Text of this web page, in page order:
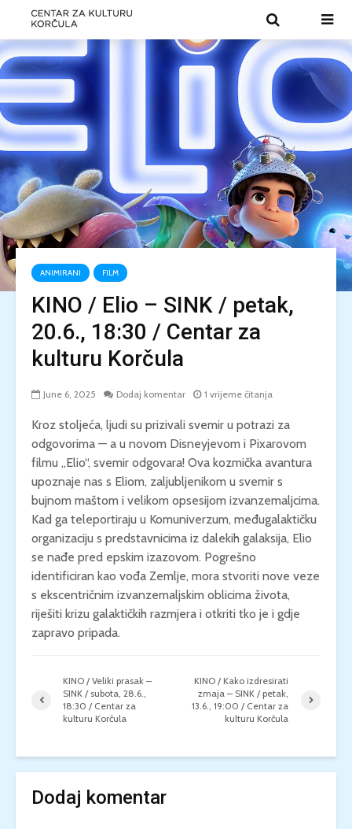
ANIMIRANI FILM
KINO / Elio – SINK / petak,
20.6., 18:30 / Centar za
kulturu Korčula
June 6, 2025 Dodaj komentar 1 vrijeme čitanja
Kroz stoljeća, ljudi su prizivali svemir u potrazi za
odgovorima — a u novom Disneyjevom i Pixarovom
filmu „Elio“, svemir odgovara! Ova kozmička avantura
upoznaje nas s Eliom, zaljubljenikom u svemir s
bujnom maštom i velikom opsesijom izvanzemaljcima.
Kad ga teleportiraju u Komuniverzum, međugalaktičku
organizaciju s predstavnicima iz dalekih galaksija, Elio
se nađe pred epskim izazovom. Pogrešno
identificiran kao vođa Zemlje, mora stvoriti nove veze
s ekscentričnim izvanzemaljskim oblicima života,
riješiti krizu galaktičkih razmjera i otkriti tko je i gdje
zapravo pripada.
KINO / Veliki prasak –
SINK / subota, 28.6.,
18:30 / Centar za
kulturu Korčula
KINO / Kako izdresirati
zmaja – SINK / petak,
13.6., 19:00 / Centar za
kulturu Korčula
Dodaj komentar